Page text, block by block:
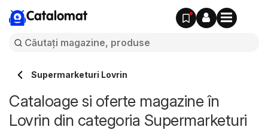
Catalomat
Supermarketuri Lovrin
Cataloage si oferte magazine în
Lovrin din categoria Supermarketuri